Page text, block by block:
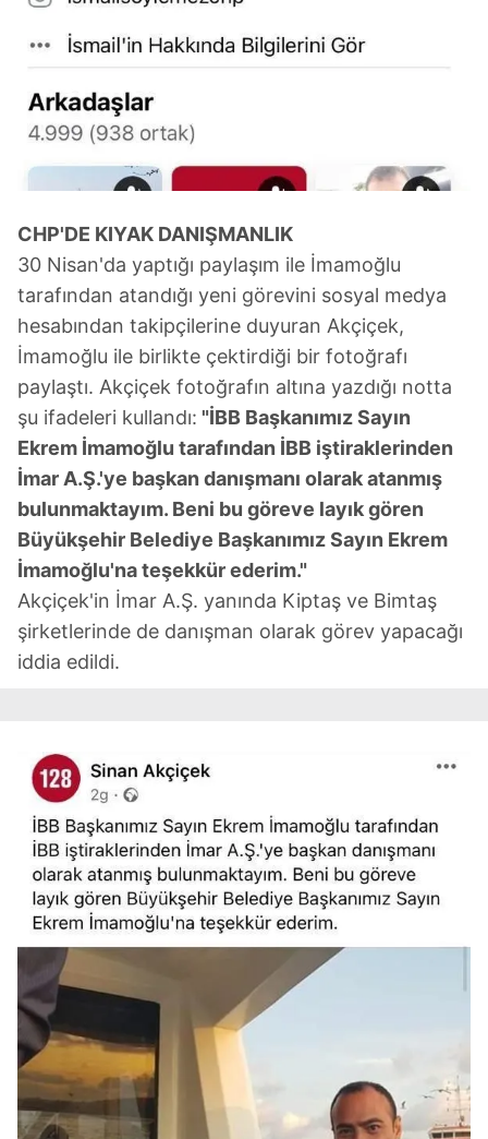
CHP'DE KIYAK DANIŞMANLIK
30 Nisan'da yaptığı paylaşım ile İmamoğlu
tarafından atandığı yeni görevini sosyal medya
hesabından takipçilerine duyuran Akçiçek,
İmamoğlu ile birlikte çektirdiği bir fotoğrafı
paylaştı. Akçiçek fotoğrafın altına yazdığı notta
şu ifadeleri kullandı: "İBB Başkanımız Sayın
Ekrem İmamoğlu tarafından İBB iştiraklerinden
İmar A.Ş.'ye başkan danışmanı olarak atanmış
bulunmaktayım. Beni bu göreve layık gören
Büyükşehir Belediye Başkanımız Sayın Ekrem
İmamoğlu'na teşekkür ederim."
Akçiçek'in İmar A.Ş. yanında Kiptaş ve Bimtaş
şirketlerinde de danışman olarak görev yapacağı
iddia edildi.